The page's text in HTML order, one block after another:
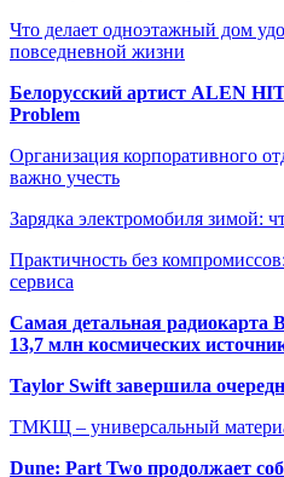
Что делает одноэтажный дом
повседневной жизни
Белорусский артист ALEN
Problem
Организация корпоративного
важно учесть
Зарядка электромобиля зимой:
Практичность без
сервиса
Самая детальная радиокарта
13,7 млн космических
Taylor Swift завершила
ТМКЩ – универсальный
Dune: Part Two продолжает